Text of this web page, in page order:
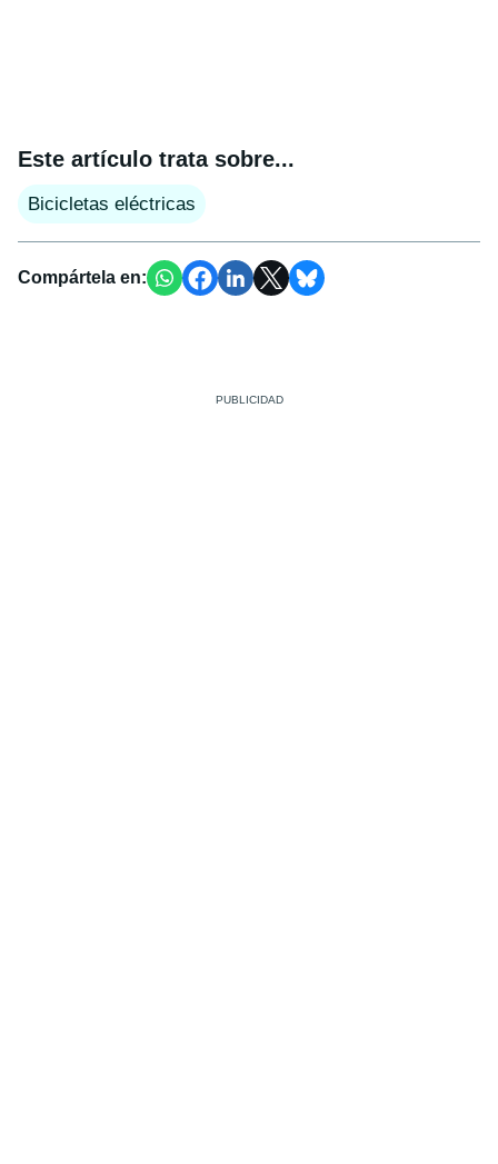
Este artículo trata sobre...
Bicicletas eléctricas
Compártela en: